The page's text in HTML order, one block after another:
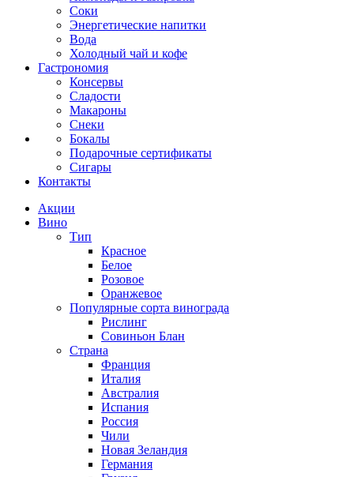
Соки
Энергетические напитки
Вода
Холодный чай и кофе
Гастрономия
Консервы
Сладости
Макароны
Снеки
Бокалы
Подарочные сертификаты
Сигары
Контакты
Акции
Вино
Тип
Красное
Белое
Розовое
Оранжевое
Популярные сорта винограда
Рислинг
Совиньон Блан
Страна
Франция
Италия
Австралия
Испания
Россия
Чили
Новая Зеландия
Германия